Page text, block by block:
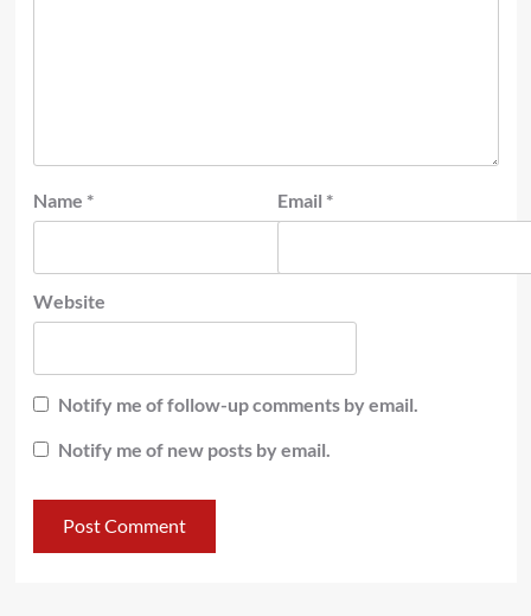
Name * Email *
Website
Notify me of follow-up comments by email.
Notify me of new posts by email.